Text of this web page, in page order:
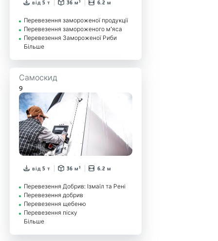
від 5 т 36 м³ 6.2 м
Перевезення замороженої продукції
Перевезення замороженого м’яса
Перевезення Замороженої Риби
Більше
Самоскид
9
від 5 т 36 м³ 6.2 м
Перевезення Добрив: Ізмаїл та Рені
Перевезення добрив
Перевезення щебеню
Перевезення піску
Більше